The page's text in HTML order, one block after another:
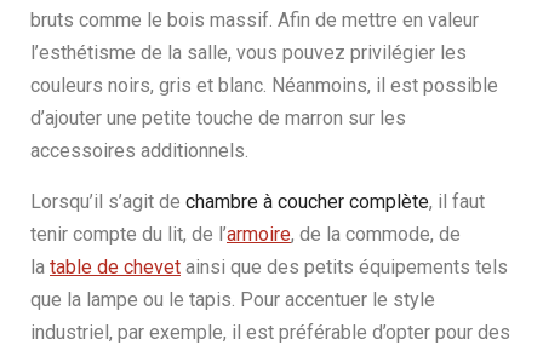
bruts comme le bois massif. Afin de mettre en valeur
l’esthétisme de la salle, vous pouvez privilégier les
couleurs noirs, gris et blanc. Néanmoins, il est possible
d’ajouter une petite touche de marron sur les
accessoires additionnels.
Lorsqu’il s’agit de chambre à coucher complète, il faut
tenir compte du lit, de l’armoire, de la commode, de
la table de chevet ainsi que des petits équipements tels
que la lampe ou le tapis. Pour accentuer le style
industriel, par exemple, il est préférable d’opter pour des